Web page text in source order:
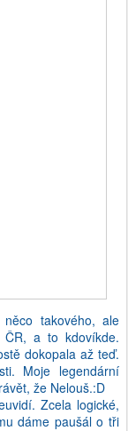
takového, ale
a to kdovíkde.
dokopala až teď.
Moje legendární
že Nelouš.:D
Zcela logické,
dáme paušál o tři